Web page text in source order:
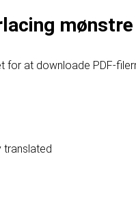
mønstre
for at downloade PDF-
translated